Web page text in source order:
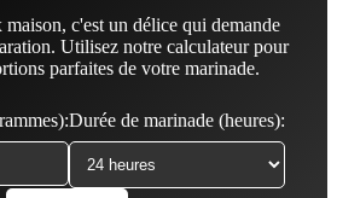
c'est un délice qui demande
Utilisez notre calculateur pour
parfaites de votre marinade.
Durée de marinade (heures):